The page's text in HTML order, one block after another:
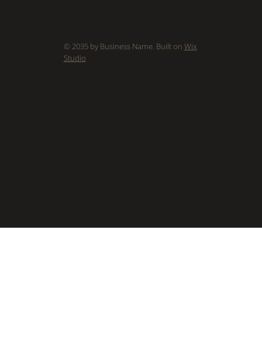
© 2035 by Business Name. Built on Wix
Studio